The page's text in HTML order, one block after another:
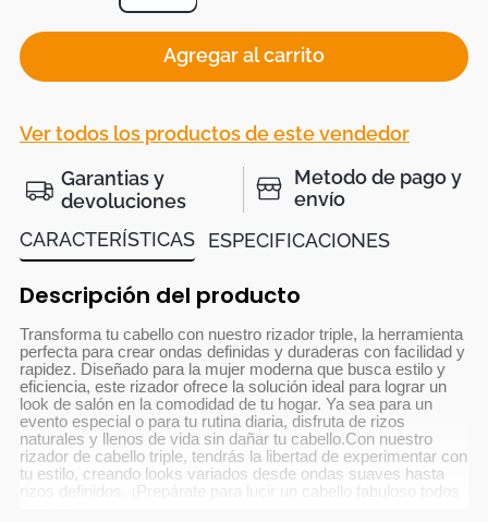
Agregar al carrito
Ver todos los productos de este vendedor
Garantias y
devoluciones
Metodo de pago y
envío
CARACTERÍSTICAS
ESPECIFICACIONES
Descripción del producto
Transforma tu cabello con nuestro rizador triple, la herramienta
perfecta para crear ondas definidas y duraderas con facilidad y
rapidez. Diseñado para la mujer moderna que busca estilo y
eficiencia, este rizador ofrece la solución ideal para lograr un
look de salón en la comodidad de tu hogar. Ya sea para un
evento especial o para tu rutina diaria, disfruta de rizos
naturales y llenos de vida sin dañar tu cabello.Con nuestro
rizador de cabello triple, tendrás la libertad de experimentar con
tu estilo, creando looks variados desde ondas suaves hasta
rizos definidos. ¡Prepárate para lucir un cabello fabuloso todos